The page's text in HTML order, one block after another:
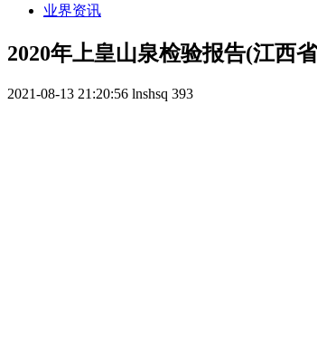
业界资讯
2020年上皇山泉检验报告(江西
2021-08-13 21:20:56 lnshsq 393